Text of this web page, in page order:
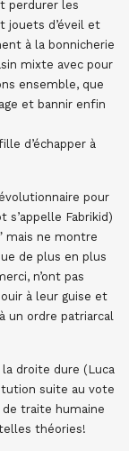
perdurer les
jouets d’éveil et
à la bonnicherie
mixte avec pour
ensemble, que
et bannir enfin
d’échapper à
pour
s’appelle Fabrikid)
mais ne montre
de plus en plus
n’ont pas
à leur guise et
un ordre patriarcal
la droite dure (Luca
suite au vote
de traite humaine
théories!